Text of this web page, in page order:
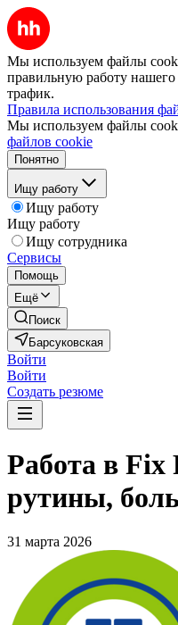
Мы используем файлы
правильную работу нашего
трафик.
Правила использования
Мы используем файлы
файлов cookie
Понятно
Ищу работу
Ищу работу
Ищу работу
Ищу сотрудника
Сервисы
Помощь
Ещё
Поиск
Барсуковская
Войти
Войти
Создать резюме
Работа в
рутины,
31 марта 2026